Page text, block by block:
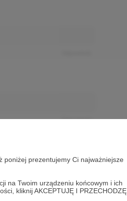
poniżej prezentujemy Ci najważniejsze
na Twoim urządzeniu końcowym i ich
kliknij AKCEPTUJĘ I PRZECHODZĘ
Odpowiedz